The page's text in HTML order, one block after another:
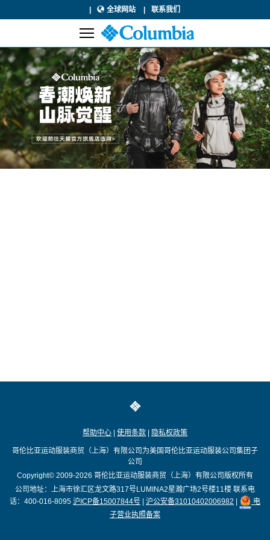
全球网站 联系我们
帮助中心 使用条款 隐私权政策
哥伦比亚运动服装商贸（上海）有限公司为美国哥伦比亚运动服装公司集团子
公司
Copyright© 2009-2026 哥伦比亚运动服装商贸（上海）有限公司版权所有
公司地址：上海市徐汇区龙文路317号LUMINA2星瀚广场2号楼11楼 联系电
话：400-016-8095 沪ICP备15007844号 沪公安备31010402006982
电
子营业执照备案